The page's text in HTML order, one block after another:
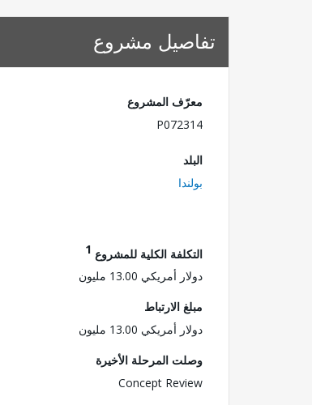
تفاصيل مشروع
معرّف المشروع
P072314
البلد
بولندا
التكلفة الكلية للمشروع 1
دولار أمريكي 13.00 مليون
مبلغ الارتباط
دولار أمريكي 13.00 مليون
وصلت المرحلة الأخيرة
Concept Review